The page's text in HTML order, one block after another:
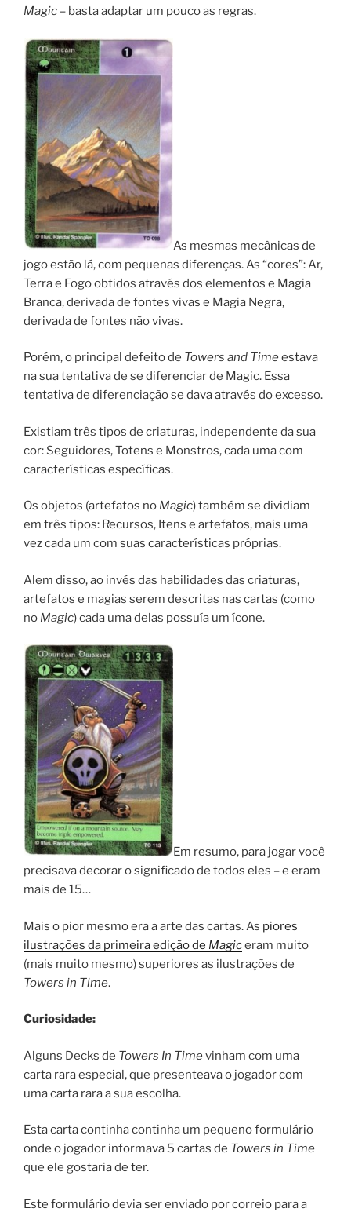
Magic – basta adaptar um pouco as regras.
As mesmas mecânicas de
jogo estão lá, com pequenas diferenças. As “cores”: Ar,
Terra e Fogo obtidos através dos elementos e Magia
Branca, derivada de fontes vivas e Magia Negra,
derivada de fontes não vivas.
Porém, o principal defeito de Towers and Timeestava
na sua tentativa de se diferenciar de Magic. Essa
tentativa de diferenciação se dava através do excesso.
Existiam três tipos de criaturas, independente da sua
cor: Seguidores, Totens e Monstros, cada uma com
características específicas.
Os objetos (artefatos no Magic) também se dividiam
em três tipos: Recursos, Itens e artefatos, mais uma
vez cada um com suas características próprias.
Alem disso, ao invés das habilidades das criaturas,
artefatos e magias serem descritas nas cartas (como
no Magic) cada uma delas possuía um ícone.
Em resumo, para jogar você
precisava decorar o significado de todos eles – e eram
mais de 15…
Mais o pior mesmo era a arte das cartas. As piores
ilustrações da primeira edição de Magiceram muito
(mais muito mesmo) superiores as ilustrações de
Towers in Time.
Curiosidade:
Alguns Decks de Towers In Timevinham com uma
carta rara especial, que presenteava o jogador com
uma carta rara a sua escolha.
Esta carta continha continha um pequeno formulário
onde o jogador informava 5 cartas de Towers in Time
que ele gostaria de ter.
Este formulário devia ser enviado por correio para a